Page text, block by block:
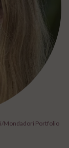
Mondadori Portfolio